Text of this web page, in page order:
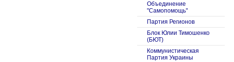
Объединение
"Самопомощь"
Партия Регионов
Блок Юлии Тимошенко
(БЮТ)
Коммунистическая
Партия Украины